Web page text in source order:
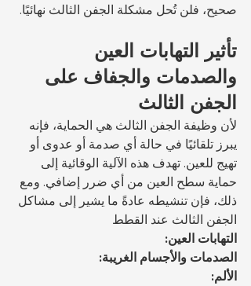
صحيح، فلن تُحل مشكلة الجفن الثالث نهائيًا.
تأثير التهابات العين
والصدمات والجفاف على
الجفن الثالث
لأن وظيفة الجفن الثالث هي الحماية، فإنه
يبرز تلقائيًا في حالة أي صدمة أو عدوى أو
تهيج للعين. تهدف هذه الآلية الوقائية إلى
حماية سطح العين من أي ضرر إضافي. ومع
ذلك، فإن تنشيطه عادةً ما يشير إلى مشاكل
الجفن الثالث عند القطط
التهابات العين:
الصدمات والأجسام الغريبة:
الألم: